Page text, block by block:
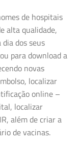
de hospitais
alta qualidade,
dos seus
para download a
novas
localizar
online –
localizar
além de criar a
de vacinas.